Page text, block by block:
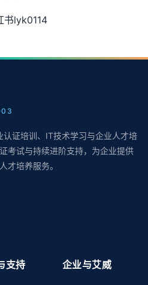
书lyk0114
证培训、IT技术学习与企业人才培
考试与持续进阶支持，为企业提供
才培养服务。
支持 企业与艾威